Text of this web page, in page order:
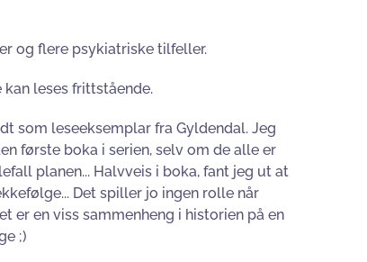
og flere psykiatriske tilfeller.
leses frittstående.
som leseeksemplar fra Gyldendal. Jeg
første boka i serien, selv om de alle er
planen... Halvveis i boka, fant jeg ut at
Det spiller jo ingen rolle når
er en viss sammenheng i historien på en
;)